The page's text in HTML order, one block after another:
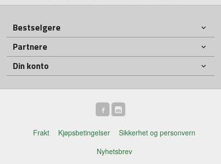
Bestselgere
Partnere
Din konto
Frakt Kjøpsbetingelser
Sikkerhet og personvern
Nyhetsbrev